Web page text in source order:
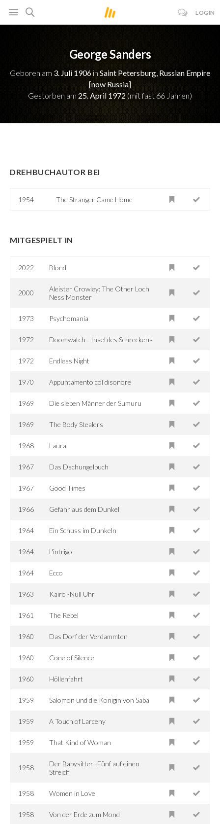
LOGIN
George Sanders
Geboren am 3. Juli 1906 in Saint Petersburg, Russian Empire
[now Russia]
Gestorben am 25. April 1972 (mit fast 66 Jahren)
DREHBUCHAUTOR BEI
1954 The Stranger Came Home
MITGESPIELT IN
2022 Blond
2000
Aleister Crowley: The Other Loch
Ness Monster
1973 Psychomania
1972 Doomwatch - Insel des Schreckens
1972 Endless Night
1970 Appuntamento col disonore
1969 Die sieben Männer der Sumuru
1969 The Body Stealers
1968 Laura
1967 Das Dschungelbuch
1967 Good Times
1966 Gefahr aus dem Dunkel
1964 Ein Schuss im Dunkeln
1964 L'intrigo
1964 Ecco
1963 Kairo -Null Uhr
1961 The Rebel
1960 Das Dorf der Verdammten
1960 Cone of Silence
1960 Höllenfahrt
1959 Salomon und die Königin von Saba
1959 A Touch of Larceny
1959 That Kind of Woman
1958
Der Babysitter -Fünf auf einen
Streich
1958 Women in Love
1958 Von der Erde zum Mond